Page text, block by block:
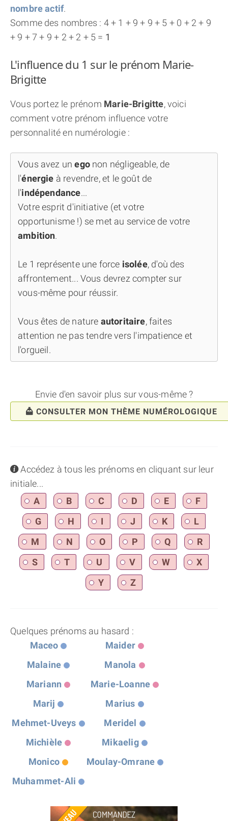
nombre actif.
Somme des nombres : 4 + 1 + 9 + 9 + 5 + 0 + 2 + 9
+ 9 + 7 + 9 + 2 + 2 + 5 = 1
L'influence du 1 sur le prénom Marie-
Brigitte
Vous portez le prénom Marie-Brigitte, voici
comment votre prénom influence votre
personnalité en numérologie :
Vous avez un ego non négligeable, de
l'énergie à revendre, et le goût de
l'indépendance...
Votre esprit d'initiative (et votre
opportunisme !) se met au service de votre
ambition.
Le 1 représente une force isolée, d'où des
affrontement... Vous devrez compter sur
vous-même pour réussir.
Vous êtes de nature autoritaire, faites
attention ne pas tendre vers l'impatience et
l'orgueil.
Envie d'en savoir plus sur vous-même ?
CONSULTER MON THÈME NUMÉROLOGIQUE
infoAccédez à tous les prénoms en cliquant sur leur
initiale...
A
B C D E
F
G
H I J K
L
M
N O P Q
R
S
T U V W
X
Y
Z
Quelques prénoms au hasard :
Maceo
Maider
Malaine
Manola
Mariann
Marie-Loanne
Marij
Marius
Mehmet-Uveys
Meridel
Michièle
Mikaelig
Monico
Moulay-Omrane
Muhammet-Ali